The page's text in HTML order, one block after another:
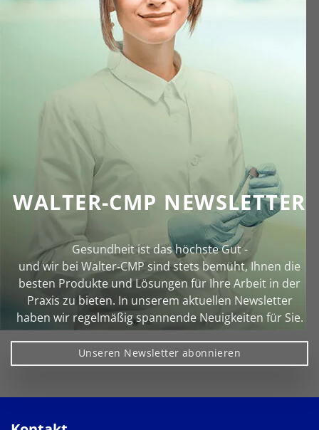
WALTER-CMP NEWSLETTER
Gesundheit ist das höchste Gut -
und wir bei Walter‑CMP sind stets bemüht, Ihnen die
besten Produkte und Lösungen für Ihre Arbeit in der
Praxis zu bieten. In unserem aktuellen Newsletter
haben wir regelmäßig spannende Neuigkeiten für Sie.
Unseren Newsletter abonnieren